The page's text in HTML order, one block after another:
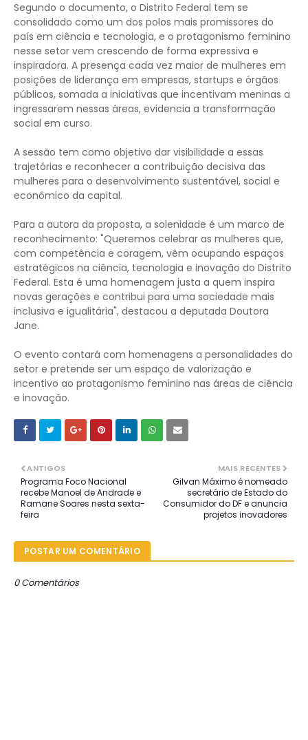
Segundo o documento, o Distrito Federal tem se
consolidado como um dos polos mais promissores do
país em ciência e tecnologia, e o protagonismo feminino
nesse setor vem crescendo de forma expressiva e
inspiradora. A presença cada vez maior de mulheres em
posições de liderança em empresas, startups e órgãos
públicos, somada a iniciativas que incentivam meninas a
ingressarem nessas áreas, evidencia a transformação
social em curso.
A sessão tem como objetivo dar visibilidade a essas
trajetórias e reconhecer a contribuição decisiva das
mulheres para o desenvolvimento sustentável, social e
econômico da capital.
Para a autora da proposta, a solenidade é um marco de
reconhecimento: "Queremos celebrar as mulheres que,
com competência e coragem, vêm ocupando espaços
estratégicos na ciência, tecnologia e inovação do Distrito
Federal. Esta é uma homenagem justa a quem inspira
novas gerações e contribui para uma sociedade mais
inclusiva e igualitária", destacou a deputada Doutora
Jane.
O evento contará com homenagens a personalidades do
setor e pretende ser um espaço de valorização e
incentivo ao protagonismo feminino nas áreas de ciência
e inovação.
MAIS RECENTES
Gilvan Máximo é nomeado
secretário de Estado do
Consumidor do DF e anuncia
projetos inovadores
ANTIGOS
Programa Foco Nacional
recebe Manoel de Andrade e
Ramane Soares nesta sexta-
feira
POSTAR UM COMENTÁRIO
0 Comentários